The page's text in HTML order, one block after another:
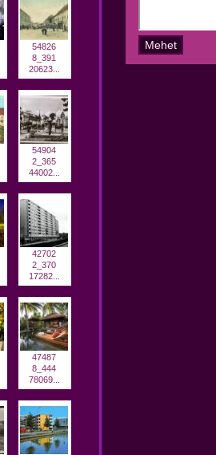
54826
8_391
20623...
54904
2_365
44002...
42702
2_370
17282...
47487
8_444
78069...